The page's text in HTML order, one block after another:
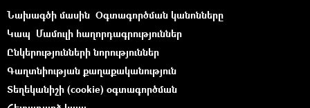
Նախագծի մասին Օգտագործման կանոնները
Կապ Մամուլի հաղորդագրություններ
Ընկերությունների նորություններ
Գաղտնիության քաղաքականություն
Տեղեկանիշի (cookie) օգտագործման